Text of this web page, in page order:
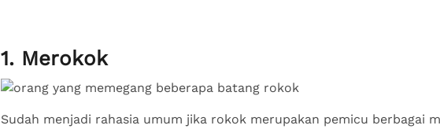
1. Merokok
Sudah menjadi rahasia umum jika rokok merupakan pemicu berbagai